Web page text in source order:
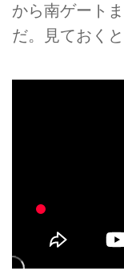
から南ゲート
だ。見ておく